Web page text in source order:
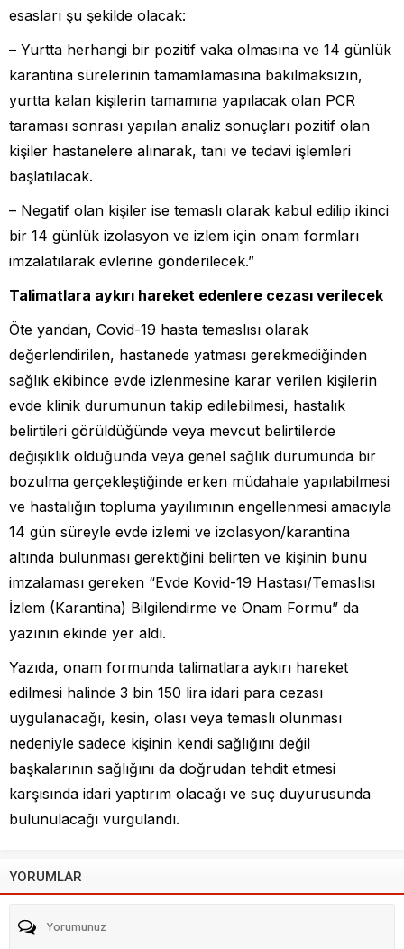
esasları şu şekilde olacak:
– Yurtta herhangi bir pozitif vaka olmasına ve 14 günlük
karantina sürelerinin tamamlamasına bakılmaksızın,
yurtta kalan kişilerin tamamına yapılacak olan PCR
taraması sonrası yapılan analiz sonuçları pozitif olan
kişiler hastanelere alınarak, tanı ve tedavi işlemleri
başlatılacak.
– Negatif olan kişiler ise temaslı olarak kabul edilip ikinci
bir 14 günlük izolasyon ve izlem için onam formları
imzalatılarak evlerine gönderilecek.”
Talimatlara aykırı hareket edenlere cezası verilecek
Öte yandan, Covid-19 hasta temaslısı olarak
değerlendirilen, hastanede yatması gerekmediğinden
sağlık ekibince evde izlenmesine karar verilen kişilerin
evde klinik durumunun takip edilebilmesi, hastalık
belirtileri görüldüğünde veya mevcut belirtilerde
değişiklik olduğunda veya genel sağlık durumunda bir
bozulma gerçekleştiğinde erken müdahale yapılabilmesi
ve hastalığın topluma yayılımının engellenmesi amacıyla
14 gün süreyle evde izlemi ve izolasyon/karantina
altında bulunması gerektiğini belirten ve kişinin bunu
imzalaması gereken “Evde Kovid-19 Hastası/Temaslısı
İzlem (Karantina) Bilgilendirme ve Onam Formu” da
yazının ekinde yer aldı.
Yazıda, onam formunda talimatlara aykırı hareket
edilmesi halinde 3 bin 150 lira idari para cezası
uygulanacağı, kesin, olası veya temaslı olunması
nedeniyle sadece kişinin kendi sağlığını değil
başkalarının sağlığını da doğrudan tehdit etmesi
karşısında idari yaptırım olacağı ve suç duyurusunda
bulunulacağı vurgulandı.
YORUMLAR